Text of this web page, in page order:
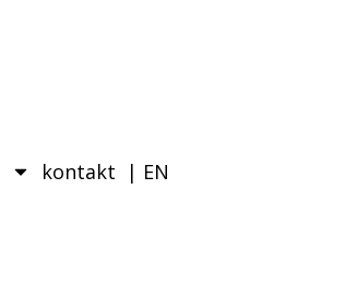
kontakt | EN